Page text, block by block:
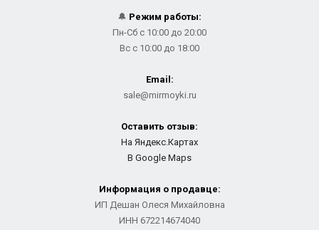
🔔 Режим работы:
Пн-Сб с 10:00 до 20:00
Вс с 10:00 до 18:00
Email:
sale@mirmoyki.ru
Оставить отзыв:
На Яндекс.Картах
В Google Maps
Информация о продавце:
ИП Дешан Олеся Михайловна
ИНН 672214674040